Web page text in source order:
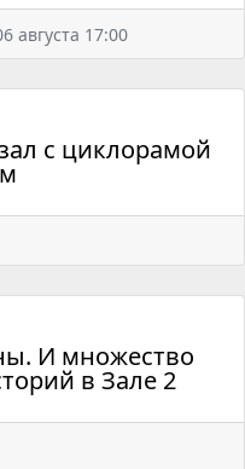
августа 17:00
с циклорамой
И множество
в Зале 2